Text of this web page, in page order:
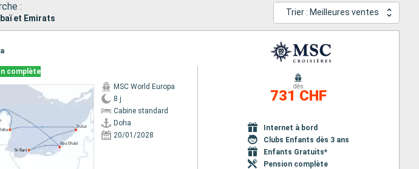
:
et Emirats
Trier : Meilleures ventes
complète
MSC World Europa
8 j
Cabine standard
Doha
20/01/2028
dès
731 CHF
Internet à bord
Clubs Enfants dès 3 ans
Enfants Gratuits*
Pension complète